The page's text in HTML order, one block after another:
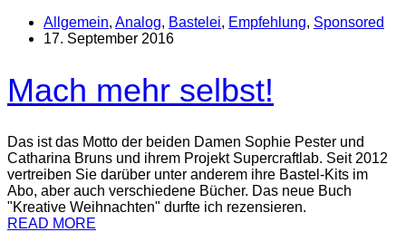
Allgemein, Analog, Bastelei, Empfehlung, Sponsored
17. September 2016
Mach mehr selbst!
Das ist das Motto der beiden Damen Sophie Pester und
Catharina Bruns und ihrem Projekt Supercraftlab. Seit 2012
vertreiben Sie darüber unter anderem ihre Bastel-Kits im
Abo, aber auch verschiedene Bücher. Das neue Buch
"Kreative Weihnachten" durfte ich rezensieren.
READ MORE